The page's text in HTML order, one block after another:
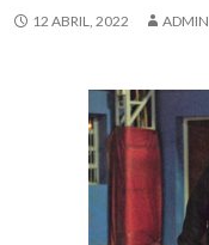
12 ABRIL, 2022 ADMIN